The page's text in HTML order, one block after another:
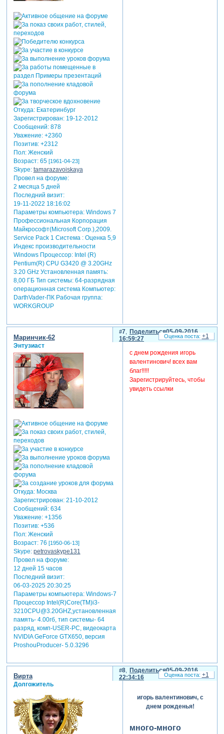
Откуда:Екатеринбург
Зарегистрирован: 19-12-2012
Сообщений:878
Уважение: +2360
Позитив: +2312
Пол:Женский
Возраст:65 [1961-04-23]
Skype: tamarazavoiskaya
Провел на форуме:
2 месяца 5 дней
Последний визит:
19-11-2022 18:16:02
Параметры компьютера:Windows 7
Профессиональная Корпорация
Майкрософт(Microsoft Corp.),2009.
Service Pack 1 Система : Оценка 5,9
Индекс производительности
Windows Процессор: Intel (R)
Pentium(R) CPU G3420 @ 3.20GHz
3.20 GHz Установленная память:
8,00 ГБ Тип системы: 64-разрядная
операционная система Компьютер:
DarthVader-ПК Рабочая группа:
WORKGROUP
Поделиться
7
05-09-2016
16:59:27
Маринчик-62
Энтузиаст
Откуда:Москва
Зарегистрирован: 21-10-2012
Сообщений:634
Уважение: +1356
Позитив: +536
Пол:Женский
Возраст:76 [1950-06-13]
Skype: petrovaskype131
Провел на форуме:
12 дней 15 часов
Последний визит:
06-03-2025 20:30:25
Параметры компьютера:Windows-7
Процессор Intel(R)Core(TM)i3-
3210CPU@3.20GHZ,установленная
память- 4.00гб, тип системы- 64
разряд, комп-USER-PC, видеокарта
NVIDIA GeForce GTX650, версия
ProshouProducer- 5.0.3296
с днем рождения игорь
валентинович! всех вам
благ!!!!!
Зарегистрируйтесь, чтобы
увидеть ссылки
+1
Поделиться
8
05-09-2016
22:34:16
Вирта
Долгожитель
игорь валентинович, с
днем рожденья!
много-много
+1